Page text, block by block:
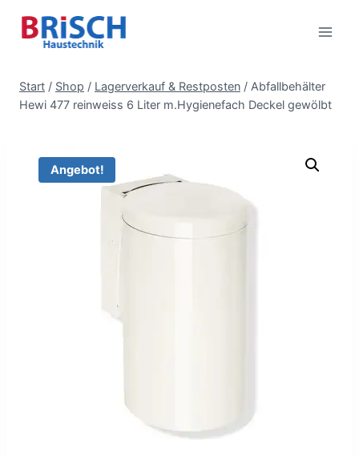
Inhalt
springen
Start / Shop / Lagerverkauf & Restposten / Abfallbehälter
Hewi 477 reinweiss 6 Liter m.Hygienefach Deckel gewölbt
Angebot!